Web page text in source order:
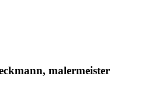
malermeister